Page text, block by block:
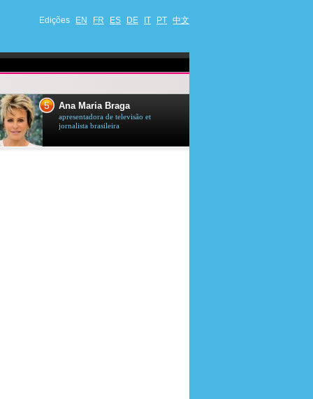
Edições EN FR ES DE IT PT 中文
5 Ana Maria Braga
apresentadora de televisão et
jornalista brasileira